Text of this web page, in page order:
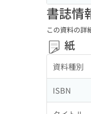
書誌情
この資料の詳
紙
資料種別
ISBN